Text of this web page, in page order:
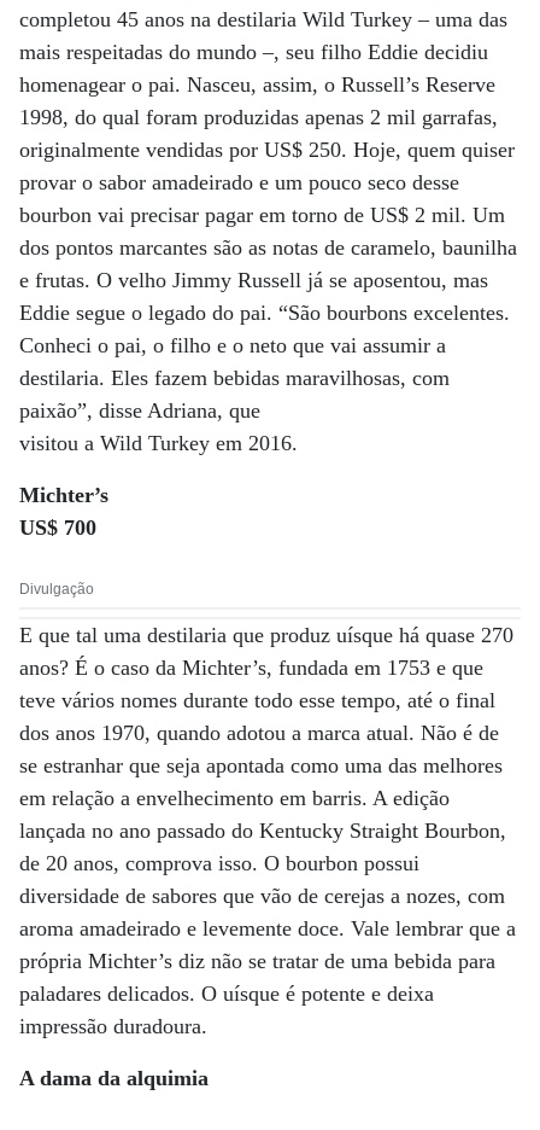
completou 45 anos na destilaria Wild Turkey – uma das
mais respeitadas do mundo –, seu filho Eddie decidiu
homenagear o pai. Nasceu, assim, o Russell’s Reserve
1998, do qual foram produzidas apenas 2 mil garrafas,
originalmente vendidas por US$ 250. Hoje, quem quiser
provar o sabor amadeirado e um pouco seco desse
bourbon vai precisar pagar em torno de US$ 2 mil. Um
dos pontos marcantes são as notas de caramelo, baunilha
e frutas. O velho Jimmy Russell já se aposentou, mas
Eddie segue o legado do pai. “São bourbons excelentes.
Conheci o pai, o filho e o neto que vai assumir a
destilaria. Eles fazem bebidas maravilhosas, com
paixão”, disse Adriana, que
visitou a Wild Turkey em 2016.
Michter’s
US$ 700
Divulgação
E que tal uma destilaria que produz uísque há quase 270
anos? É o caso da Michter’s, fundada em 1753 e que
teve vários nomes durante todo esse tempo, até o final
dos anos 1970, quando adotou a marca atual. Não é de
se estranhar que seja apontada como uma das melhores
em relação a envelhecimento em barris. A edição
lançada no ano passado do Kentucky Straight Bourbon,
de 20 anos, comprova isso. O bourbon possui
diversidade de sabores que vão de cerejas a nozes, com
aroma amadeirado e levemente doce. Vale lembrar que a
própria Michter’s diz não se tratar de uma bebida para
paladares delicados. O uísque é potente e deixa
impressão duradoura.
A dama da alquimia